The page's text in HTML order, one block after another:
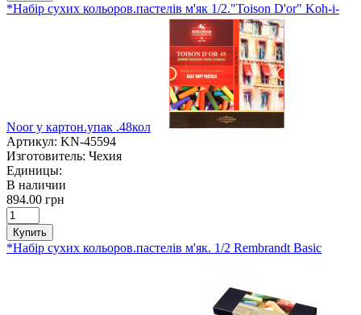
*Набір сухих кольоров.пастелів м'як 1/2."Toison D'or" Koh-i-
Noor у картон.упак .48кол
Артикул: KN-45594
Изготовитель: Чехия
Единицы:
В наличии
894.00 грн
Купить
*Набір сухих кольоров.пастелів м'як. 1/2 Rembrandt Basic